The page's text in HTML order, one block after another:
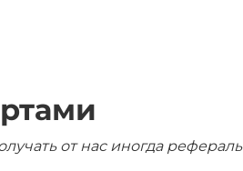
от нас иногда